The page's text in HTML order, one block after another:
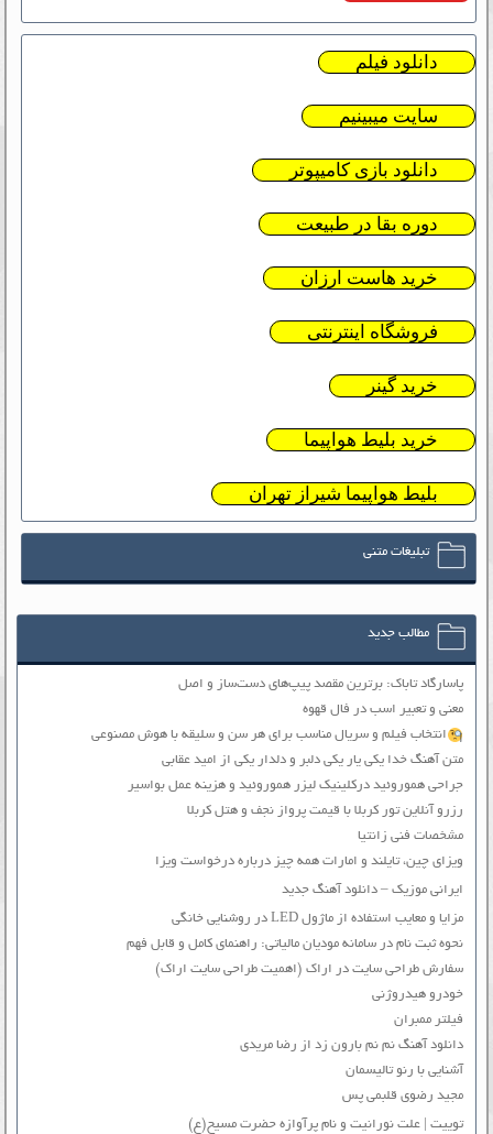
دانلود فیلم
سایت میبینیم
دانلود بازی کامیپوتر
دوره بقا در طبیعت
خرید هاست ارزان
فروشگاه اینترنتی
خرید گینر
خرید بلیط هواپیما
بلیط هواپیما شیراز تهران
تبلیغات متنی
مطالب جدید
پاسارگاد تاباک: برترین مقصد پیپ‌های دست‌ساز و اصل
معنی و تعبیر اسب در فال قهوه
انتخاب فیلم و سریال مناسب برای هر سن و سلیقه با هوش مصنوعی
متن آهنگ خدا یکی یار یکی دلبر و دلدار یکی از امید عقابی
جراحی هموروئید درکلینیک لیزر هموروئید و هزینه عمل بواسیر
رزرو آنلاین تور کربلا با قیمت پرواز نجف و هتل کربلا
مشخصات فنی زانتیا
ویزای چین، تایلند و امارات همه چیز درباره درخواست ویزا
ایرانی موزیک – دانلود آهنگ جدید
مزایا و معایب استفاده از ماژول LED در روشنایی خانگی
نحوه ثبت نام در سامانه مودیان مالیاتی: راهنمای کامل و قابل فهم
سفارش طراحی سایت در اراک (اهمیت طراحی سایت اراک)
خودرو هیدروژنی
فیلتر ممبران
دانلود آهنگ نم نم بارون زد از رضا مریدی
آشنایی با رنو تالیسمان
مجید رضوی قلبمی پس
توییت | علت نورانیت و نام پرآوازه حضرت مسیح(ع)